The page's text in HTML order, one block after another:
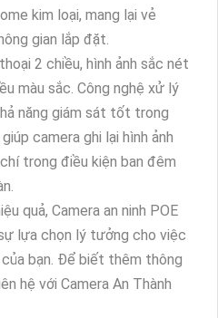
kim loại, mang lại vẻ
gian lắp đặt.
2 chiều, hình ảnh sắc nét
màu sắc. Công nghệ xử lý
năng giám sát tốt trong
camera ghi lại hình ảnh
trong điều kiện ban đêm
quả, Camera an ninh POE
lựa chọn lý tưởng cho việc
bạn. Để biết thêm thông
hệ với Camera An Thành